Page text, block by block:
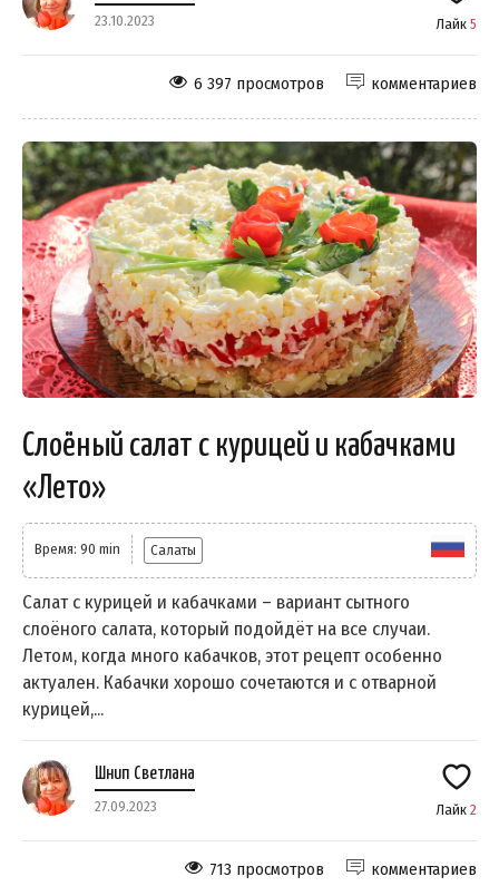
23.10.2023 Лайк 5
комментариев
6 397 просмотров
Слоёный салат с курицей и кабачками
«Лето»
Время: 90 min Салаты
Салат с курицей и кабачками – вариант сытного
слоёного салата, который подойдёт на все случаи.
Летом, когда много кабачков, этот рецепт особенно
актуален. Кабачки хорошо сочетаются и с отварной
курицей,...
Шнип Светлана
27.09.2023 Лайк 2
комментариев
713 просмотров